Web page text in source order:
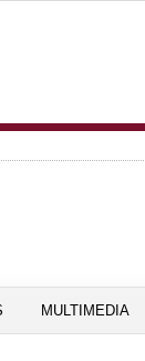
MULTIMEDIA